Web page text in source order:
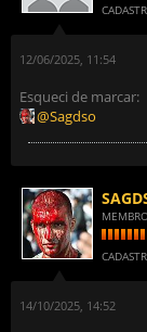
12/06/2025, 11:54
Esqueci de marcar:
Sagdso
14/10/2025, 14:52